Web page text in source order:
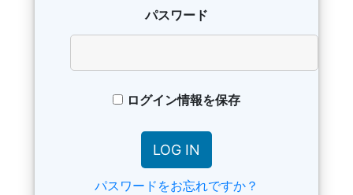
パスワード
ログイン情報を保存
パスワードをお忘れですか？